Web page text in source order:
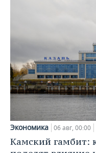
Экономика 06 авг, 00:00
Камский гамбит: